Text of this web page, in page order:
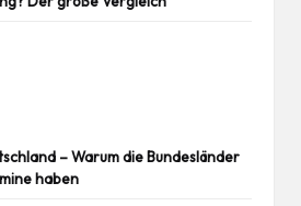
– Warum die Bundesländer
haben